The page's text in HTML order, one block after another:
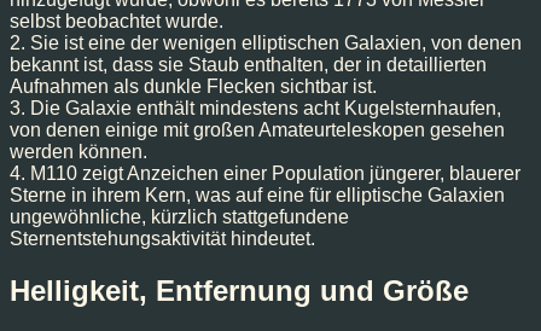
selbst beobachtet wurde.
2. Sie ist eine der wenigen elliptischen Galaxien, von denen
bekannt ist, dass sie Staub enthalten, der in detaillierten
Aufnahmen als dunkle Flecken sichtbar ist.
3. Die Galaxie enthält mindestens acht Kugelsternhaufen,
von denen einige mit großen Amateurteleskopen gesehen
werden können.
4. M110 zeigt Anzeichen einer Population jüngerer, blauerer
Sterne in ihrem Kern, was auf eine für elliptische Galaxien
ungewöhnliche, kürzlich stattgefundene
Sternentstehungsaktivität hindeutet.
Helligkeit, Entfernung und Größe